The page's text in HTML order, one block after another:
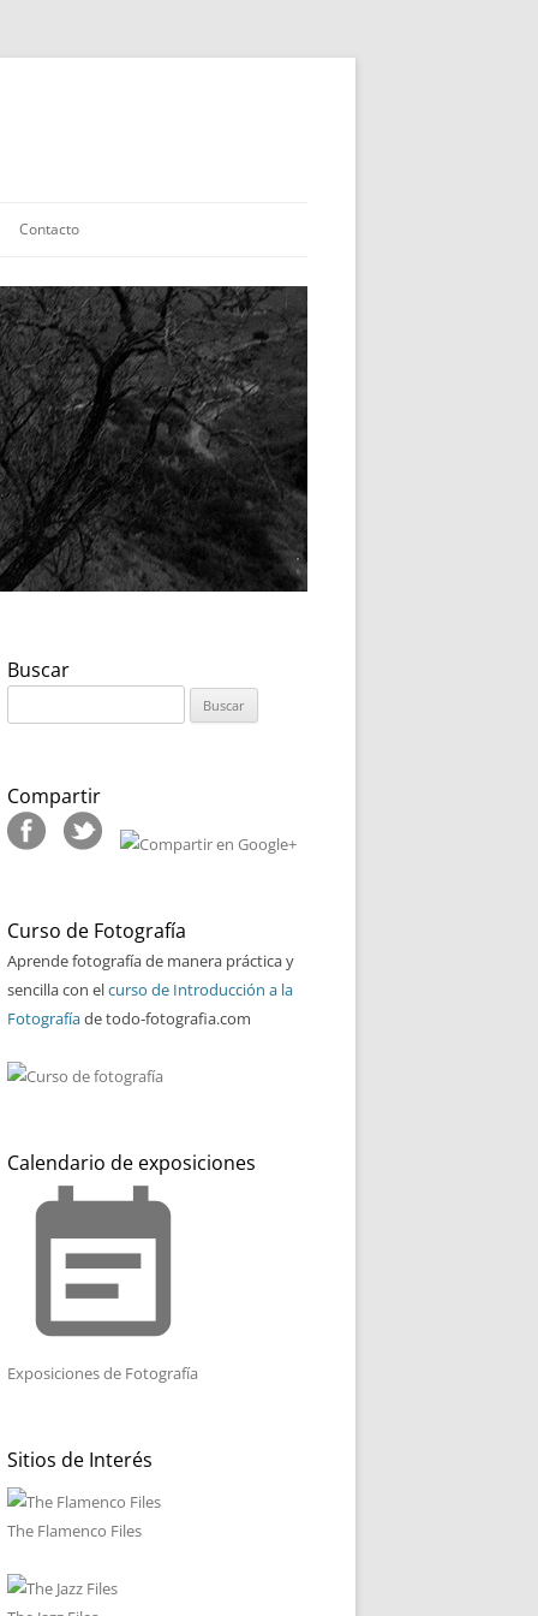
Contacto
Buscar
Compartir
Curso de Fotografía
Aprende fotografía de manera práctica y
sencilla con elcurso de Introducción a la
Fotografíade todo-fotografia.com
Calendario de exposiciones
event_note
Exposiciones de Fotografía
Sitios de Interés
The Flamenco Files